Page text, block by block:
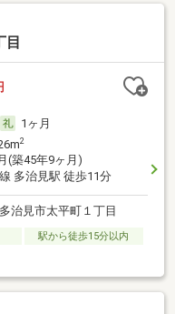
目
1ヶ月
2
(築45年9ヶ月)
多治見駅 徒歩11分
治見市太平町１丁目
駅から徒歩15分以内